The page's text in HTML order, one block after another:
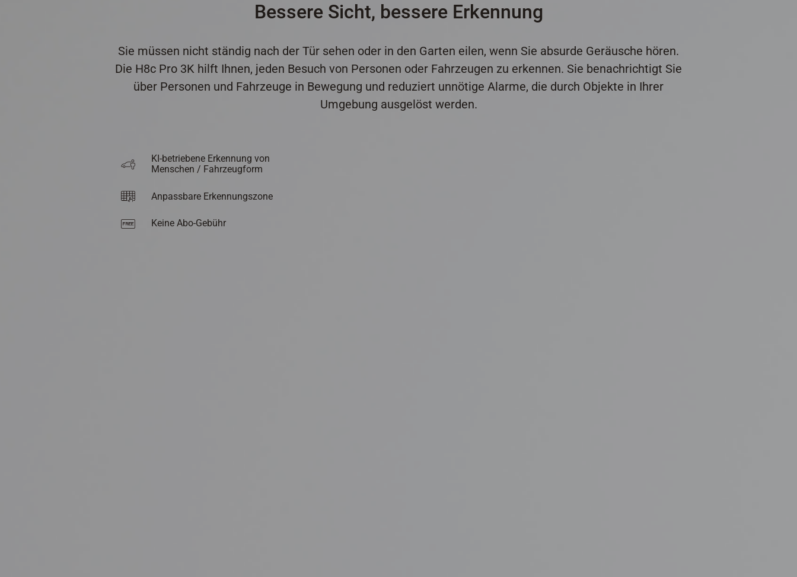
Bessere Sicht, bessere Erkennung
Sie müssen nicht ständig nach der Tür sehen oder in den Garten eilen, wenn Sie absurde Geräusche hören.
Die H8c Pro 3K hilft Ihnen, jeden Besuch von Personen oder Fahrzeugen zu erkennen. Sie benachrichtigt Sie
über Personen und Fahrzeuge in Bewegung und reduziert unnötige Alarme, die durch Objekte in Ihrer
Umgebung ausgelöst werden.
KI-betriebene Erkennung von
Menschen / Fahrzeugform
Anpassbare Erkennungszone
Keine Abo-Gebühr